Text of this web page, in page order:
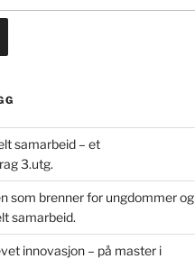
samarbeid – et
3.utg.
som brenner for ungdommer og
samarbeid.
innovasjon – på master i